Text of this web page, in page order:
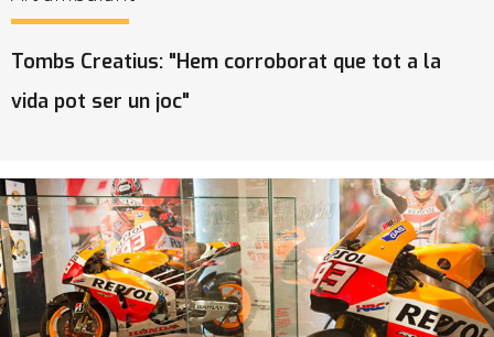
Tombs Creatius: "Hem corroborat que tot a la
vida pot ser un joc"